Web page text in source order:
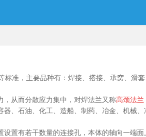
准，主要品种有：焊接、搭接、承窝、滑
，从而分散应力集中，对焊法兰又称高颈法兰
、石油、化工、造船、制药、冶金、机械
置有若干数量的连接孔，本体的轴向一端